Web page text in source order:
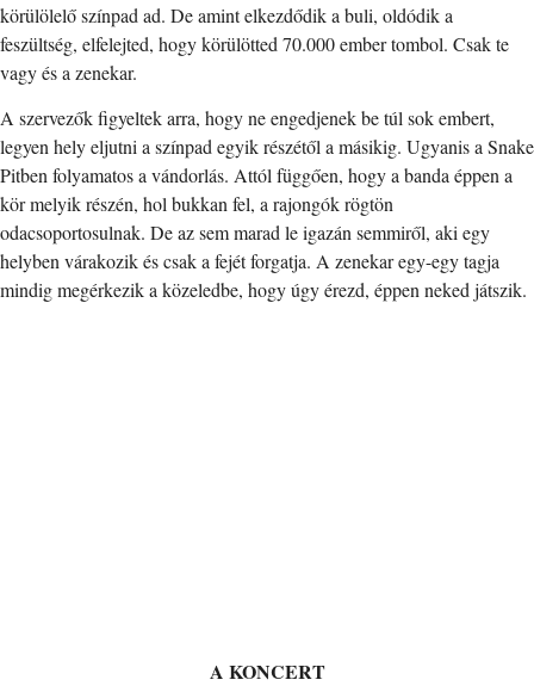
körülölelő színpad ad. De amint elkezdődik a buli, oldódik a
feszültség, elfelejted, hogy körülötted 70.000 ember tombol. Csak te
vagy és a zenekar.
A szervezők figyeltek arra, hogy ne engedjenek be túl sok embert,
legyen hely eljutni a színpad egyik részétől a másikig. Ugyanis a Snake
Pitben folyamatos a vándorlás. Attól függően, hogy a banda éppen a
kör melyik részén, hol bukkan fel, a rajongók rögtön
odacsoportosulnak. De az sem marad le igazán semmiről, aki egy
helyben várakozik és csak a fejét forgatja. A zenekar egy-egy tagja
mindig megérkezik a közeledbe, hogy úgy érezd, éppen neked játszik.
A KONCERT